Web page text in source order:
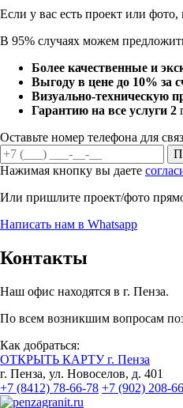
Если у вас есть проект или фото,
В 95% случаях можем
Более качественные и
Выгоду в цене до 10% за
Визуально-техническую
Гарантию на все услуги 2
Оставьте номер телефона для
Нажимая кнопку вы даете
Или пришлите проект/фото
Написать нам в Whatsapp
Контакты
Наш офис находятся в г. Пенза.
По всем возникшим вопросам
Как добраться:
ОТКРЫТЬ КАРТУ г. Пенза
г. Пенза, ул. Новоселов, д. 401
+7 (8412) 78-66-78 +7 (902) 208-